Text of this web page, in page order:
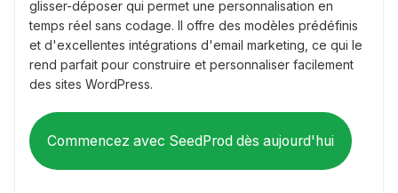
glisser-déposer qui permet une personnalisation en
temps réel sans codage. Il offre des modèles prédéfinis
et d'excellentes intégrations d'email marketing, ce qui le
rend parfait pour construire et personnaliser facilement
des sites WordPress.
Commencez avec SeedProd dès aujourd'hui